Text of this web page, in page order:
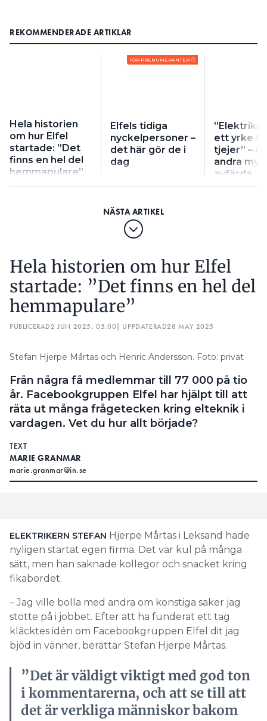
REKOMMENDERADE ARTIKLAR
Hela historien
om hur Elfel
startade: ”Det
finns en hel del
hemmapulare”
FÖR PRENUMERANTER
Elfels tidiga
nyckelpersoner –
det här gör de i
dag
ett yrke
tjejer” –
andra
avfärda
Hela historien om hur Elfel
startade: ”Det finns en hel del
hemmapulare”
PUBLICERAD2 JUN 2025, 05:00| UPPDATERAD28 MAY 2025
Stefan Hjerpe Mårtas och Henric Andersson. Foto: privat
Från några få medlemmar till 77 000 på tio
år. Facebookgruppen Elfel har hjälpt till att
räta ut många frågetecken kring elteknik i
vardagen. Vet du hur allt började?
TEXT
MARIE GRANMAR
marie.granmar@in.se
ELEKTRIKERN STEFAN Hjerpe Mårtas i Leksand hade
nyligen startat egen firma. Det var kul på många
sätt, men han saknade kollegor och snacket kring
fikabordet.
– Jag ville bolla med andra om konstiga saker jag
stötte på i jobbet. Efter att ha funderat ett tag
kläcktes idén om Facebookgruppen Elfel dit jag
bjöd in vänner, berättar Stefan Hjerpe Mårtas.
”Det är väldigt viktigt med god ton
i kommentarerna, och att se till att
det är verkliga människor bakom